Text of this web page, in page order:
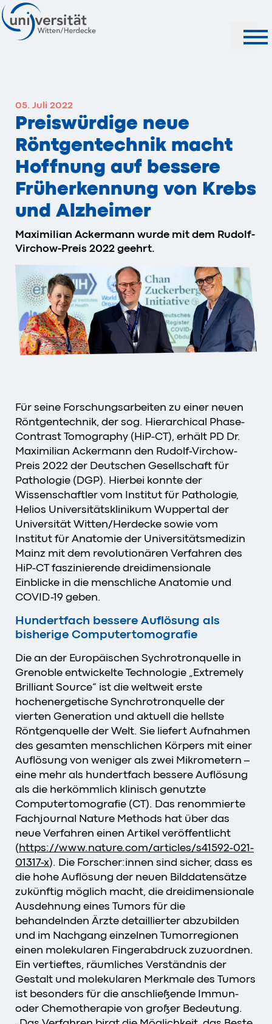
05. Juli 2022
Preiswürdige neue
Röntgentechnik macht
Hoffnung auf bessere
Früherkennung von Krebs
und Alzheimer
Maximilian Ackermann wurde mit dem Rudolf-
Virchow-Preis 2022 geehrt.
Für seine Forschungsarbeiten zu einer neuen
Röntgentechnik, der sog. Hierarchical Phase-
Contrast Tomography (HiP-CT), erhält PD Dr.
Maximilian Ackermann den Rudolf-Virchow-
Preis 2022 der Deutschen Gesellschaft für
Pathologie (DGP). Hierbei konnte der
Wissenschaftler vom Institut für Pathologie,
Helios Universitätsklinikum Wuppertal der
Universität Witten/Herdecke sowie vom
Institut für Anatomie der Universitätsmedizin
Mainz mit dem revolutionären Verfahren des
HiP-CT faszinierende dreidimensionale
Einblicke in die menschliche Anatomie und
COVID-19 geben.
Hundertfach bessere Auflösung als
bisherige Computertomografie
Die an der Europäischen Sychrotronquelle in
Grenoble entwickelte Technologie „Extremely
Brilliant Source“ ist die weltweit erste
hochenergetische Synchrotronquelle der
vierten Generation und aktuell die hellste
Röntgenquelle der Welt. Sie liefert Aufnahmen
des gesamten menschlichen Körpers mit einer
Auflösung von weniger als zwei Mikrometern –
eine mehr als hundertfach bessere Auflösung
als die herkömmlich klinisch genutzte
Computertomografie (CT). Das renommierte
Fachjournal Nature Methods hat über das
neue Verfahren einen Artikel veröffentlicht
(https://www.nature.com/articles/s41592-021-
01317-x). Die Forscher:innen sind sicher, dass es
die hohe Auflösung der neuen Bilddatensätze
zukünftig möglich macht, die dreidimensionale
Ausdehnung eines Tumors für die
behandelnden Ärzte detaillierter abzubilden
und im Nachgang einzelnen Tumorregionen
einen molekularen Fingerabdruck zuzuordnen.
Ein vertieftes, räumliches Verständnis der
Gestalt und molekularen Merkmale des Tumors
ist besonders für die anschließende Immun-
oder Chemotherapie von großer Bedeutung.